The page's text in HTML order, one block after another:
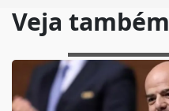
Veja também